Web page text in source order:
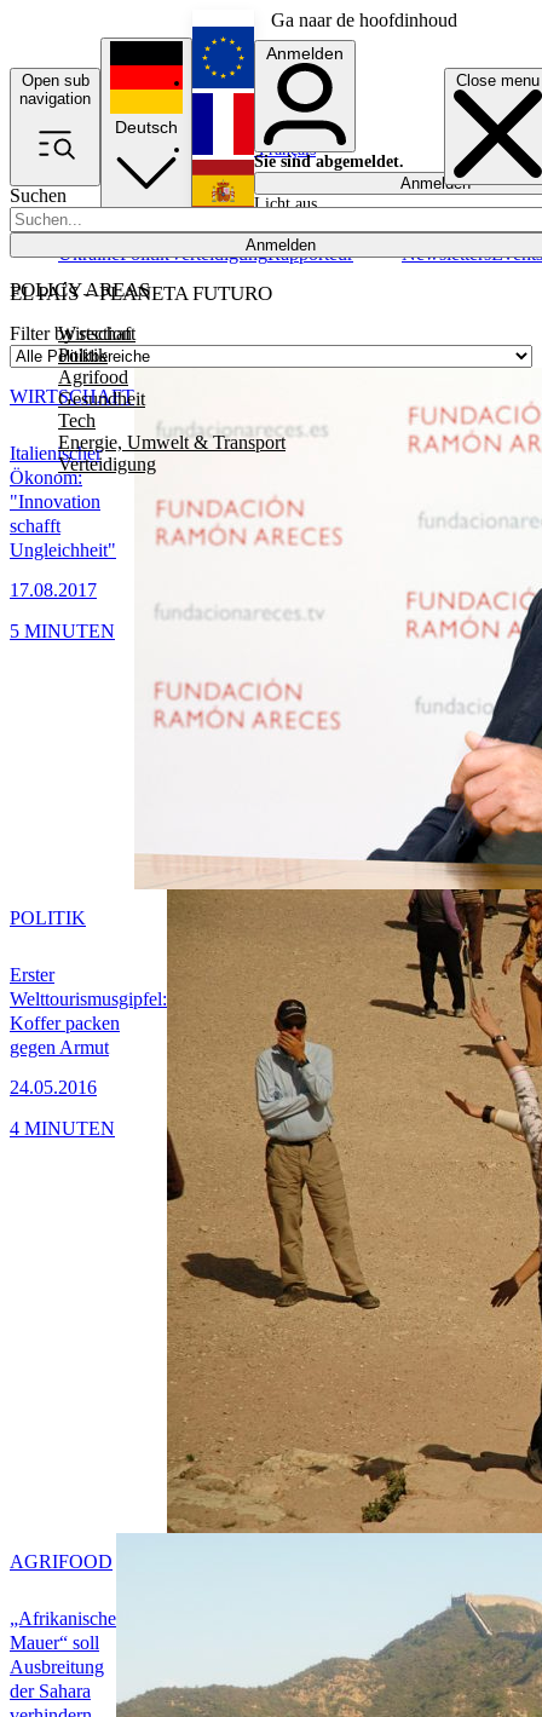
Ga naar de hoofdinhoud
Open sub
navigation
Close menu
Suchen
Anmelden
POLICY AREAS
Wirtschaft
Politik
Agrifood
Gesundheit
Tech
Energie, Umwelt & Transport
Verteidigung
UkrainePolitikVerteidigungRapporteur NewslettersEvents
Deutsch
English
Français
Anmelden
Sie sind abgemeldet.
Anmelden
Licht aus
EL PAÍS – PLANETA FUTURO
Filter by section
Italienischer
Ökonom:
"Innovation
schafft
Ungleichheit"
17.08.2017
WIRTSCHAFT
5 MINUTEN
Erster
Welttourismusgipfel:
Koffer packen
gegen Armut
24.05.2016
POLITIK
4 MINUTEN
„Afrikanische
Mauer“ soll
Ausbreitung
der Sahara
AGRIFOOD